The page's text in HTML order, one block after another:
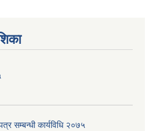
सम्बन्धी कार्यविधि २०७५